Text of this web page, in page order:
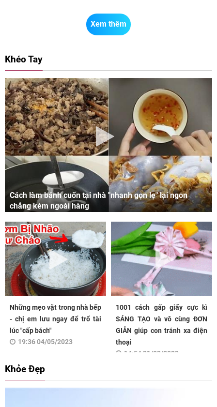
Xem thêm
Khéo Tay
Cách làm bánh cuốn tại nhà "nhanh gọn lẹ" lại ngon
chẳng kém ngoài hàng
Những mẹo vặt trong nhà bếp
- chị em lưu ngay để trổ tài
lúc "cấp bách"
19:36 04/05/2023
1001 cách gấp giấy cực kì
SÁNG TẠO và vô cùng ĐƠN
GIẢN giúp con tránh xa điện
thoại
14:54 31/03/2023
Khỏe Đẹp